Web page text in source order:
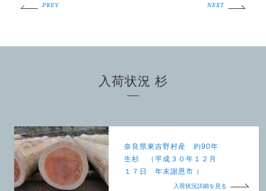
PREV NEXT
入荷状況 杉
奈良県東吉野村産 約90年
生杉 （平成３０年１２月
１７日 年末謝恩市 ）
入荷状況詳細を見る